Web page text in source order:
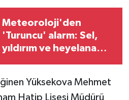
Meteoroloji'den
'Turuncu' alarm: Sel,
yıldırım ve heyelana
Yüksekova Mehmet
Hatip Lisesi Müdürü